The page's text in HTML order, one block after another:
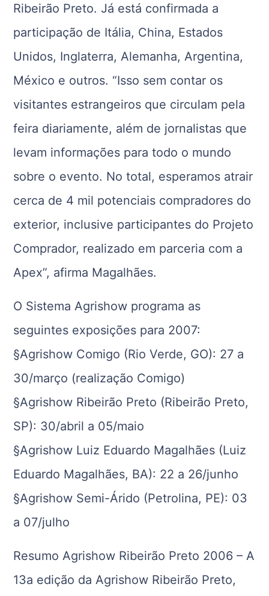
Ribeirão Preto. Já está confirmada a
participação de Itália, China, Estados
Unidos, Inglaterra, Alemanha, Argentina,
México e outros. “Isso sem contar os
visitantes estrangeiros que circulam pela
feira diariamente, além de jornalistas que
levam informações para todo o mundo
sobre o evento. No total, esperamos atrair
cerca de 4 mil potenciais compradores do
exterior, inclusive participantes do Projeto
Comprador, realizado em parceria com a
Apex”, afirma Magalhães.
O Sistema Agrishow programa as
seguintes exposições para 2007:
§Agrishow Comigo (Rio Verde, GO): 27 a
30/março (realização Comigo)
§Agrishow Ribeirão Preto (Ribeirão Preto,
SP): 30/abril a 05/maio
§Agrishow Luiz Eduardo Magalhães (Luiz
Eduardo Magalhães, BA): 22 a 26/junho
§Agrishow Semi-Árido (Petrolina, PE): 03
a 07/julho
Resumo Agrishow Ribeirão Preto 2006 – A
13a edição da Agrishow Ribeirão Preto,